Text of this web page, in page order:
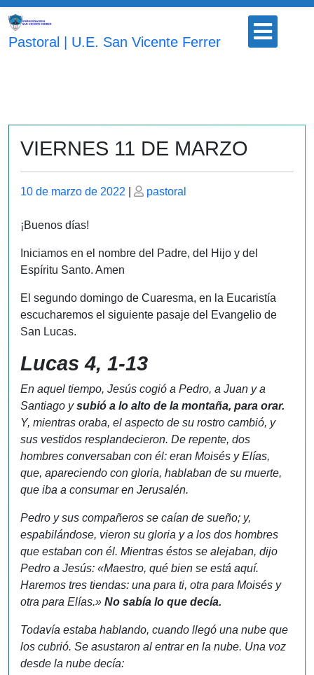
Saltar
contenido
Pastoral | U.E. San Vicente Ferrer
Botón
abrir
VIERNES 11 DE MARZO
Publicado
10 de marzo de 2022
Publicado
pastoral
¡Buenos días!
Iniciamos en el nombre del Padre, del Hijo y del
Espíritu Santo. Amen
El segundo domingo de Cuaresma, en la Eucaristía
escucharemos el siguiente pasaje del Evangelio de
San Lucas.
Lucas 4, 1-13
En aquel tiempo, Jesús cogió a Pedro, a Juan y a
Santiago ysubió a lo alto de la montaña, para orar.
Y, mientras oraba, el aspecto de su rostro cambió, y
sus vestidos resplandecieron. De repente, dos
hombres conversaban con él: eran Moisés y Elías,
que, apareciendo con gloria, hablaban de su muerte,
que iba a consumar en Jerusalén.
Pedro y sus compañeros se caían de sueño; y,
espabilándose, vieron su gloria y a los dos hombres
que estaban con él. Mientras éstos se alejaban, dijo
Pedro a Jesús: «Maestro, qué bien se está aquí.
Haremos tres tiendas: una para ti, otra para Moisés y
otra para Elías.» No sabía lo que decía.
Todavía estaba hablando, cuando llegó una nube que
los cubrió. Se asustaron al entrar en la nube. Una voz
desde la nube decía: